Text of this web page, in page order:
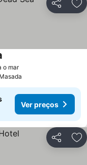
Partilhar
o marVer preços
Ver preços
Partilhar